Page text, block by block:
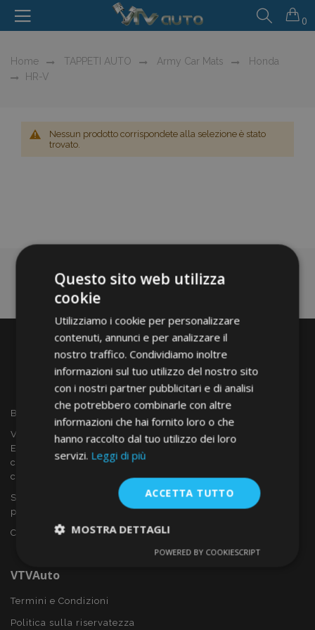
0
Home TAPPETI AUTO Army Car Mats
Honda
HR-V
Nessun prodotto corrispondete alla selezione è stato
trovato.
Benvenuto a VTVAUTO
VTVAUTO è rivenditore e fornitore all'ingrosso in tutta
Europa, di accessori per auto come:
copricerchi, deflettori, coprisedili, tappetini per auto,
coperchi cromati, rollbars ecc.
Sei interessato al dropshipping o vuoi diventare nostro
partner?
Contattaci oggi stesso!
VTVAuto
Termini e Condizioni
Politica sulla riservatezza
Questo sito web utilizza
cookie
Utilizziamo i cookie per personalizzare
contenuti, annunci e per analizzare il
nostro traffico. Condividiamo inoltre
informazioni sul tuo utilizzo del nostro sito
con i nostri partner pubblicitari e di analisi
che potrebbero combinarle con altre
informazioni che hai fornito loro o che
hanno raccolto dal tuo utilizzo dei loro
servizi. Leggi di più
ACCETTA TUTTO
MOSTRA DETTAGLI
Performance
Targeting
POWERED BY COOKIESCRIPT